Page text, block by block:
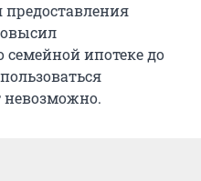
предоставления
ипотеке до
невозможно.